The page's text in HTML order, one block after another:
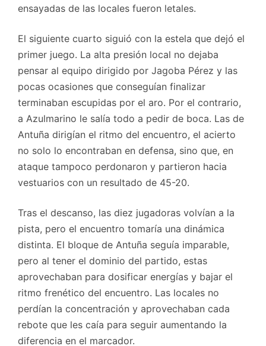
ensayadas de las locales fueron letales.
El siguiente cuarto siguió con la estela que dejó el
primer juego. La alta presión local no dejaba
pensar al equipo dirigido por Jagoba Pérez y las
pocas ocasiones que conseguían finalizar
terminaban escupidas por el aro. Por el contrario,
a Azulmarino le salía todo a pedir de boca. Las de
Antuña dirigían el ritmo del encuentro, el acierto
no solo lo encontraban en defensa, sino que, en
ataque tampoco perdonaron y partieron hacia
vestuarios con un resultado de 45-20.
Tras el descanso, las diez jugadoras volvían a la
pista, pero el encuentro tomaría una dinámica
distinta. El bloque de Antuña seguía imparable,
pero al tener el dominio del partido, estas
aprovechaban para dosificar energías y bajar el
ritmo frenético del encuentro. Las locales no
perdían la concentración y aprovechaban cada
rebote que les caía para seguir aumentando la
diferencia en el marcador.